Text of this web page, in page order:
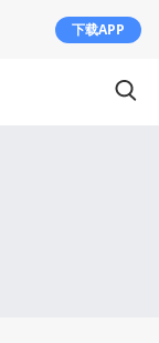
下载APP